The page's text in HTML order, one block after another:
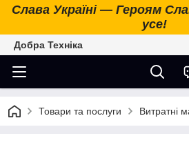
Слава Україні — Героям
усе!
Добра Техніка
Товари та послуги Витратні